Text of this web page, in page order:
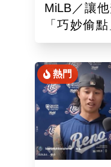
MiLB／讓
「巧妙偷
隊以10比4
熱門